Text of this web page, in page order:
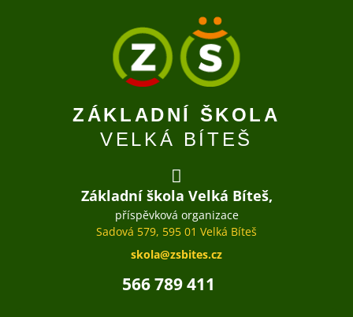
ZÁKLADNÍ ŠKOLA
VELKÁ BÍTEŠ
Základní škola Velká Bíteš,
příspěvková organizace
Sadová 579, 595 01 Velká Bíteš
skola@zsbites.cz
566 789 411